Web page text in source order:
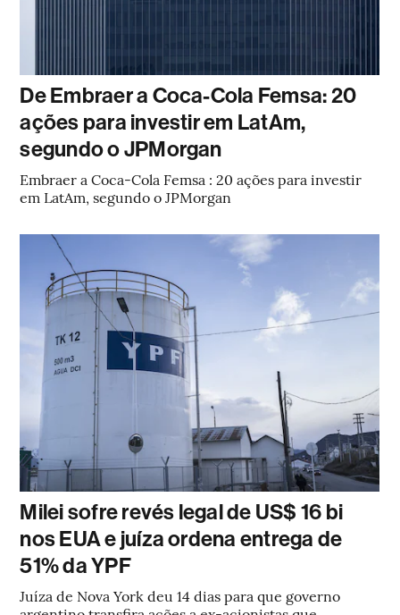
De Embraer a Coca-Cola Femsa: 20
ações para investir em LatAm,
segundo o JPMorgan
Embraer a Coca-Cola Femsa : 20 ações para investir
em LatAm, segundo o JPMorgan
Milei sofre revés legal de US$ 16 bi
nos EUA e juíza ordena entrega de
51% da YPF
Juíza de Nova York deu 14 dias para que governo